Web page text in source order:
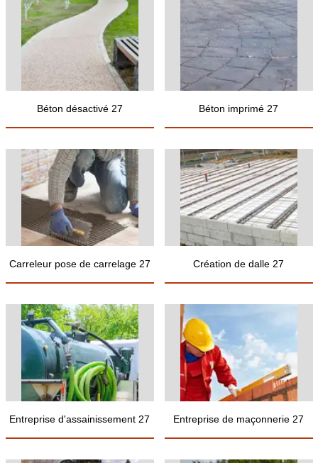
Béton désactivé 27 Béton imprimé 27
Carreleur pose de carrelage 27 Création de dalle 27
Entreprise d'assainissement 27 Entreprise de maçonnerie 27